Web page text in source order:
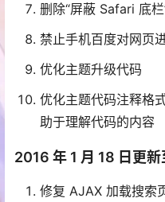
删除“屏蔽 Safari 底
禁止手机百度对网页
优化主题升级代码
优化主题代码注释格
助于理解代码的内容
2016 年 1 月 18 日更新
修复 AJAX 加载搜索